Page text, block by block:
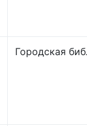
Городская